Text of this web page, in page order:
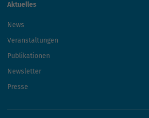
Aktuelles
News
Veranstaltungen
Publikationen
Newsletter
Presse